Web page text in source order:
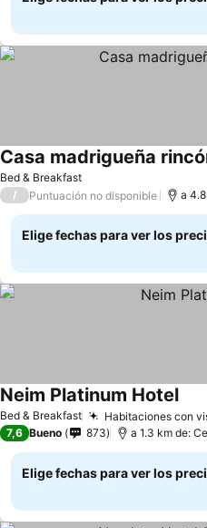
Bed & Breakfast
Casa madrigueña
/ Puntuación no disponible a
Elige fechas para ver los
Bed & Breakfast Habitaciones con
Neim Platinum Hotel
7,6 Bueno 873 a 1.3 km de:
Elige fechas para ver los